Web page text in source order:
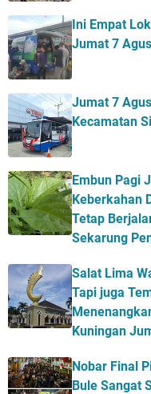
Ini Empat
Jumat 7
Jumat 7
Kecamatan
Embun Pagi
Keberkahan
Tetap
Sekarung
Salat Lima
Tapi juga
Kuningan
Nobar Final
Bule Sangat